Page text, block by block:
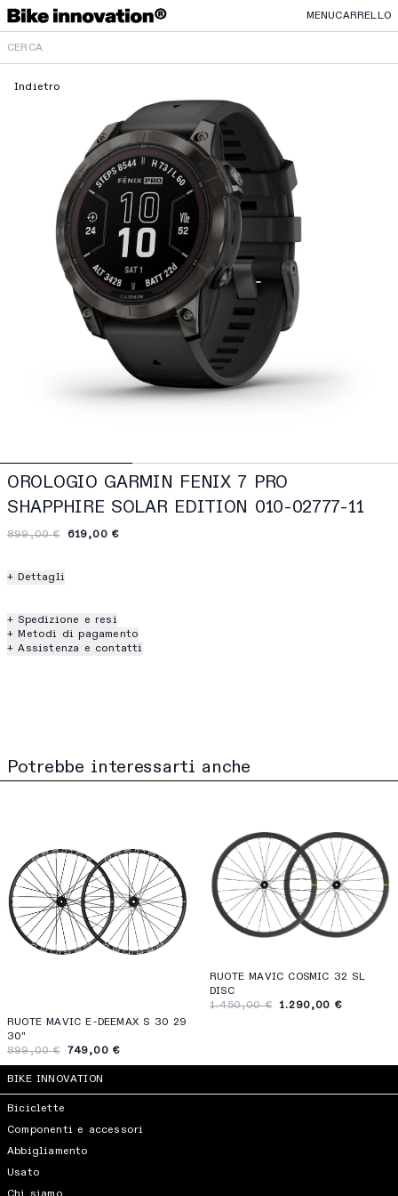
MENUCARRELLO
Indietro
OROLOGIO GARMIN FENIX 7 PRO
SHAPPHIRE SOLAR EDITION 010-02777-11
899,00 € 619,00 €
+ Dettagli
+ Spedizione e resi
+ Metodi di pagamento
+ Assistenza e contatti
Potrebbe interessarti anche
RUOTE MAVIC E-DEEMAX S 30 29
30"
899,00 €
749,00 €
RUOTE MAVIC COSMIC 32 SL
DISC
1.450,00 €
1.290,00 €
BIKE INNOVATION
Biciclette
Componenti e accessori
Abbigliamento
Usato